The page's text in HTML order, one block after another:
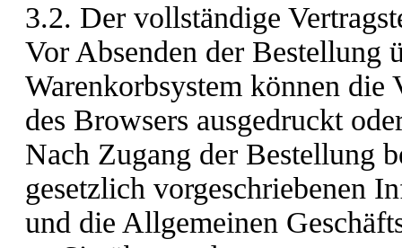
3.2. Der vollständige
Vor Absenden der Bestellung
Warenkorbsystem können die
des Browsers ausgedruckt
Nach Zugang der Bestellung
gesetzlich vorgeschriebenen
und die Allgemeinen